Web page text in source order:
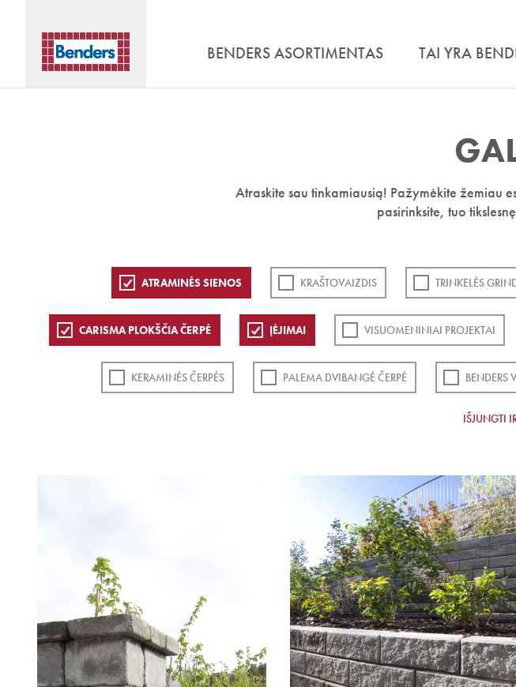
BENDERS ASORTIMENTAS TAI YRA
Atraskite sau tinkamiausią! Pažymėkite žemiau
pasirinksite, tuo
ATRAMINĖS SIENOS KRAŠTOVAIZDIS TRINKELĖS
CARISMA PLOKŠČIA ČERPĖ ĮĖJIMAI VISUOMENINIAI PROJEKTAI
KERAMINĖS ČERPĖS PALEMA DVIBANGĖ ČERPĖ BENDERS
IŠJUNGTI